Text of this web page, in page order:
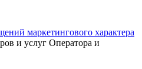
маркетингового характера
и услуг Оператора и